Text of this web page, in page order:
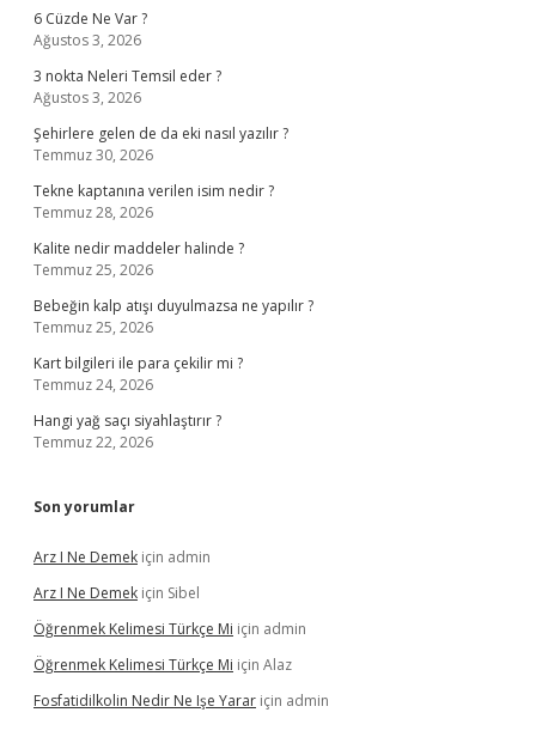
6 Cüzde Ne Var ?
Ağustos 3, 2026
3 nokta Neleri Temsil eder ?
Ağustos 3, 2026
Şehirlere gelen de da eki nasıl yazılır ?
Temmuz 30, 2026
Tekne kaptanına verilen isim nedir ?
Temmuz 28, 2026
Kalite nedir maddeler halinde ?
Temmuz 25, 2026
Bebeğin kalp atışı duyulmazsa ne yapılır ?
Temmuz 25, 2026
Kart bilgileri ile para çekilir mi ?
Temmuz 24, 2026
Hangi yağ saçı siyahlaştırır ?
Temmuz 22, 2026
Son yorumlar
Arz I Ne Demek için admin
Arz I Ne Demek için Sibel
Öğrenmek Kelimesi Türkçe Mi için admin
Öğrenmek Kelimesi Türkçe Mi için Alaz
Fosfatidilkolin Nedir Ne Işe Yarar için admin